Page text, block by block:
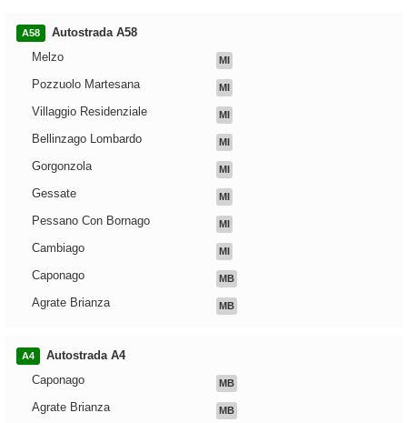
A58
Autostrada A58
Melzo
MI
Pozzuolo Martesana MI
Villaggio Residenziale MI
Bellinzago Lombardo MI
Gorgonzola MI
Gessate MI
Pessano Con Bornago MI
Cambiago MI
Caponago MB
Agrate Brianza MB
A4
Autostrada A4
Caponago
MB
Agrate Brianza MB